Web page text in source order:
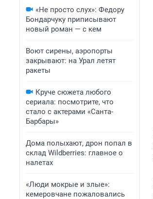
«Не просто слух»: Федору
Бондарчуку приписывают
новый роман — с кем
Воют сирены, аэропорты
закрывают: на Урал летят
ракеты
Круче сюжета любого
сериала: посмотрите, что
стало с актерами «Санта-
Барбары»
Дома полыхают, дрон попал в
склад Wildberries: главное о
налетах
«Люди мокрые и злые»:
кемеровчане пожаловались